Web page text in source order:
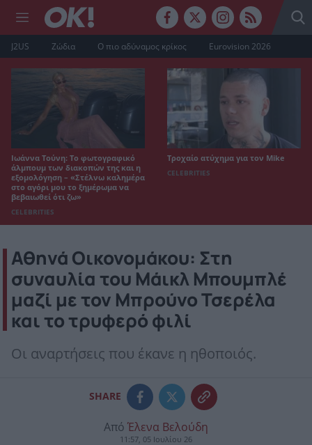
J2US Ζώδια Ο πιο αδύναμος κρίκος Eurovision 2026
Ιωάννα Τούνη: Το φωτογραφικό
άλμπουμ των διακοπών της και η
εξομολόγηση – «Στέλνω καλημέρα
στο αγόρι μου το ξημέρωμα να
βεβαιωθεί ότι ζω»
CELEBRITIES
Τροχαίο ατύχημα για τον Mike
CELEBRITIES
Αθηνά Οικονομάκου: Στη
συναυλία του Μάικλ Μπουμπλέ
μαζί με τον Μπρούνο Τσερέλα
και το τρυφερό φιλί
Οι αναρτήσεις που έκανε η ηθοποιός.
SHARE
Από Έλενα Βελούδη
11:57, 05 Ιουλίου 26